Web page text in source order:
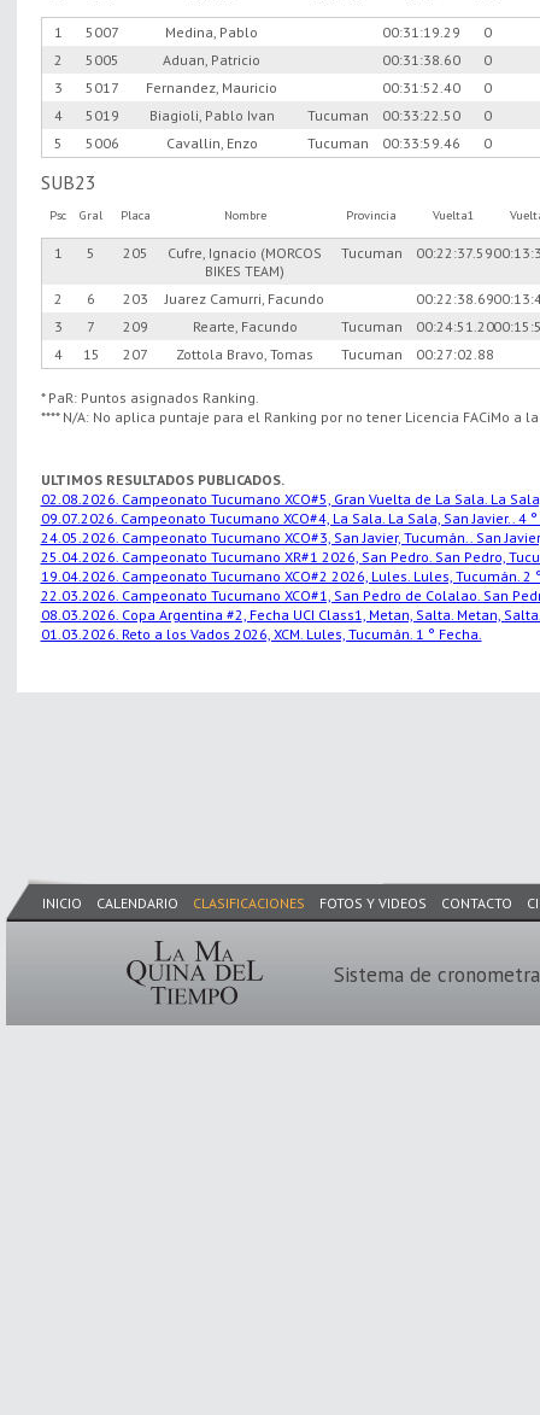
1 5007 Medina, Pablo 00:31:19.29
0
2
5005 Aduan, Patricio 00:31:38.60
0
3
5017 Fernandez, Mauricio 00:31:52.40
0
4
5019 Biagioli, Pablo Ivan Tucuman 00:33:22.50
0
5
5006 Cavallin, Enzo Tucuman 00:33:59.46 0
SUB23
Psc Gral Placa Nombre Provincia Vuelta1
1 5 205
Cufre, Ignacio (MORCOS
BIKES TEAM)
Tucuman 00:22:37.59
2 6 203 Juarez Camurri, Facundo 00:22:38.69
3
7 209 Rearte, Facundo Tucuman 00:24:51.20
4
15 207 Zottola Bravo, Tomas Tucuman 00:27:02.88
* PaR: Puntos asignados Ranking.
**** N/A: No aplica puntaje para el Ranking por no tener Licencia FACiMo a
ULTIMOS RESULTADOS PUBLICADOS.
02.08.2026. Campeonato Tucumano XCO#5, Gran Vuelta de La Sala. La
09.07.2026. Campeonato Tucumano XCO#4, La Sala. La Sala, San Javier.. 4
24.05.2026. Campeonato Tucumano XCO#3, San Javier, Tucumán.. San
25.04.2026. Campeonato Tucumano XR#1 2026, San Pedro. San Pedro,
19.04.2026. Campeonato Tucumano XCO#2 2026, Lules. Lules, Tucumán. 2
22.03.2026. Campeonato Tucumano XCO#1, San Pedro de Colalao. San
08.03.2026. Copa Argentina #2, Fecha UCI Class1, Metan, Salta. Metan,
01.03.2026. Reto a los Vados 2026, XCM. Lules, Tucumán. 1 ° Fecha.
INICIO CALENDARIO CLASIFICACIONES FOTOS Y VIDEOS CONTACTO
Sistema de